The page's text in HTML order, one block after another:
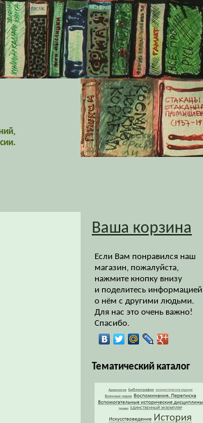
Ваша корзина
Если Вам понравился наш
магазин, пожалуйста,
нажмите кнопку внизу
и поделитесь информацией
о нём с другими людьми.
Для нас это очень важно!
Спасибо.
Тематический каталог